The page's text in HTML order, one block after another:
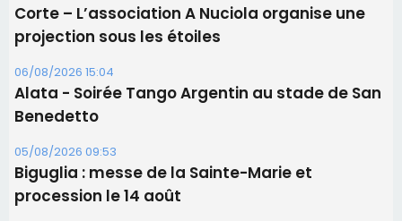
31/07/2026 08:24
Tennis - Début ce week-end du tournoi du
RCPV
31/07/2026 08:22
82ème anniversaire de la disparition du
Commandant Antoine de Saint Exupery